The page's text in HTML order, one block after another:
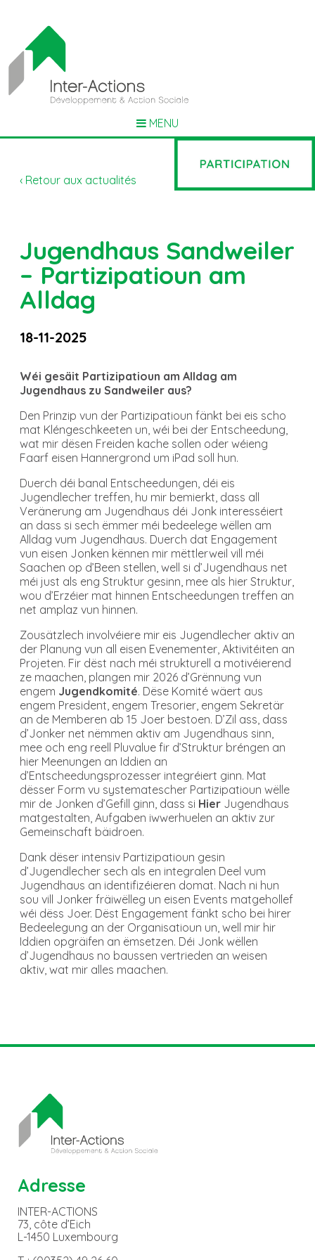
MENU
‹ Retour aux actualités
Jugendhaus Sandweiler
– Partizipatioun am
Alldag
18-11-2025
Wéi gesäit Partizipatioun am Alldag am
Jugendhaus zu Sandweiler aus?
Den Prinzip vun der Partizipatioun fänkt bei eis scho
mat Kléngeschkeeten un, wéi bei der Entscheedung,
wat mir dësen Freiden kache sollen oder wéieng
Faarf eisen Hannergrond um iPad soll hun.
Duerch déi banal Entscheedungen, déi eis
Jugendlecher treffen, hu mir bemierkt, dass all
Veränerung am Jugendhaus déi Jonk interesséiert
an dass si sech ëmmer méi bedeelege wëllen am
Alldag vum Jugendhaus. Duerch dat Engagement
vun eisen Jonken kënnen mir mëttlerweil vill méi
Saachen op d’Been stellen, well si d’Jugendhaus net
méi just als eng Struktur gesinn, mee als hier Struktur,
wou d’Erzéier mat hinnen Entscheedungen treffen an
net amplaz vun hinnen.
Zousätzlech involvéiere mir eis Jugendlecher aktiv an
der Planung vun all eisen Evenementer, Aktivitéiten an
Projeten. Fir dëst nach méi strukturell a motivéierend
ze maachen, plangen mir 2026 d’Grënnung vun
engem Jugendkomité. Dëse Komité wäert aus
engem President, engem Tresorier, engem Sekretär
an de Memberen ab 15 Joer bestoen. D’Zil ass, dass
d’Jonker net nëmmen aktiv am Jugendhaus sinn,
mee och eng reell Pluvalue fir d’Struktur bréngen an
hier Meenungen an Iddien an
d’Entscheedungsprozesser integréiert ginn. Mat
dësser Form vu systematescher Partizipatioun wëlle
mir de Jonken d’Gefill ginn, dass si Hier Jugendhaus
matgestalten, Aufgaben iwwerhuelen an aktiv zur
Gemeinschaft bäidroen.
Dank dëser intensiv Partizipatioun gesin
d’Jugendlecher sech als en integralen Deel vum
Jugendhaus an identifizéieren domat. Nach ni hun
sou vill Jonker fräiwëlleg un eisen Events matgehollef
wéi dëss Joer. Dëst Engagement fänkt scho bei hirer
Bedeelegung an der Organisatioun un, well mir hir
Iddien opgräifen an ëmsetzen. Déi Jonk wëllen
d’Jugendhaus no baussen vertrieden an weisen
aktiv, wat mir alles maachen.
Adresse
INTER-ACTIONS
73, côte d’Eich
L-1450 Luxembourg